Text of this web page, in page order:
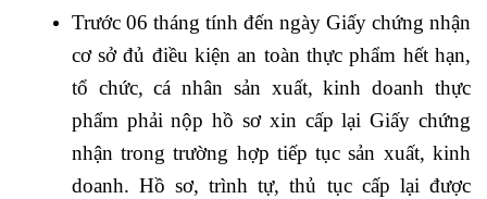
Trước 06 tháng tính đến ngày Giấy chứng nhận
cơ sở đủ điều kiện an toàn thực phẩm hết hạn,
tổ chức, cá nhân sản xuất, kinh doanh thực
phẩm phải nộp hồ sơ xin cấp lại Giấy chứng
nhận trong trường hợp tiếp tục sản xuất, kinh
doanh. Hồ sơ, trình tự, thủ tục cấp lại được